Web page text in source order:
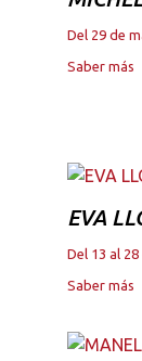
Del 29 de
Saber más
EVA
Del 13 al
Saber más